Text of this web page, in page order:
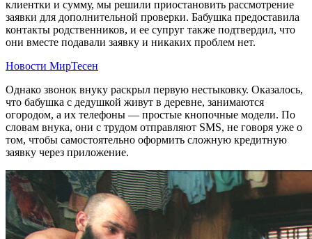
клиентки и сумму, мы решили приостановить рассмотрение
заявки для дополнительной проверки. Бабушка предоставила
контакты родственников, и ее супруг также подтвердил, что
они вместе подавали заявку и никаких проблем нет.
Новости МирТесен
Однако звонок внуку раскрыл первую нестыковку. Оказалось,
что бабушка с дедушкой живут в деревне, занимаются
огородом, а их телефоны — простые кнопочные модели. По
словам внука, они с трудом отправляют SMS, не говоря уже о
том, чтобы самостоятельно оформить сложную кредитную
заявку через приложение.